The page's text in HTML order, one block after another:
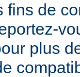
fins de
plus